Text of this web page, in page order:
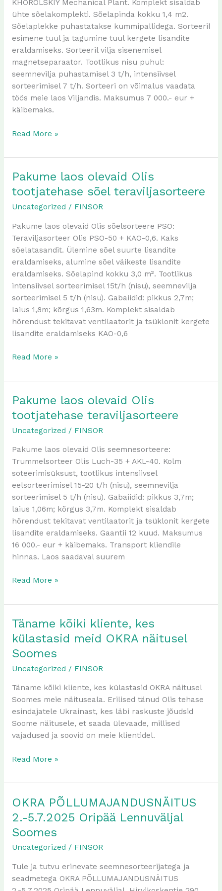
KHOROLSKIY Mechanical Plant. Komplekt sisaldab
ühte sõelakomplekti. Sõelapinda kokku 1,4 m2.
Sõelaplekke puhastatakse kummipallidega. Sorteeril
esimene tuul ja tagumine tuul kergete lisandite
eraldamiseks. Sorteeril vilja sisenemisel
magnetseparaator. Tootlikus nisu puhul:
seemnevilja puhastamisel 3 t/h, intensiivsel
sorteerimisel 7 t/h. Sorteeri on võimalus vaadata
töös meie laos Viljandis. Maksumus 7 000.- eur +
käibemaks.
Read More »
Pakume laos olevaid Olis
tootjatehase sõel teraviljasorteere
Uncategorized / FINSOR
Pakume laos olevaid Olis sõelsorteere PSO:
Teraviljasorteer Olis PSO-50 + KAO-0,6. Kaks
sõelatasandit. Ülemine sõel suurte lisandite
eraldamiseks, alumine sõel väikeste lisandite
eraldamiseks. Sõelapind kokku 3,0 m². Tootlikus
intensiivsel sorteerimisel 15t/h (nisu), seemnevilja
sorteerimisel 5 t/h (nisu). Gabaiidid: pikkus 2,7m;
laius 1,8m; kõrgus 1,63m. Komplekt sisaldab
hõrendust tekitavat ventilaatorit ja tsüklonit kergete
lisandite eraldamiseks KAO-0,6
Pakume
laos
olevaid
Olis
tootjatehase
sõel
teraviljasorteere
Read More »
Pakume laos olevaid Olis
tootjatehase teraviljasorteere
Uncategorized / FINSOR
Pakume laos olevaid Olis seemnesorteere:
Trummelsorteer Olis Luch-35 + AKL-40. Kolm
soteerimisüksust, tootlikus intensiivsel
eelsorteerimisel 15-20 t/h (nisu), seemnevilja
sorteerimisel 5 t/h (nisu). Gabaiidid: pikkus 3,7m;
laius 1,06m; kõrgus 3,7m. Komplekt sisaldab
hõrendust tekitavat ventilaatorit ja tsüklonit kergete
lisandite eraldamiseks. Gaantii 12 kuud. Maksumus
16 000.- eur + käibemaks. Transport kliendile
hinnas. Laos saadaval suurem
Pakume
laos
olevaid
Olis
tootjatehase
teraviljasorteere
Read More »
Täname kõiki kliente, kes
külastasid meid OKRA näitusel
Soomes
Uncategorized / FINSOR
Täname kõiki kliente, kes külastasid OKRA näitusel
Soomes meie näituseala. Erilised tänud Olis tehase
esindajatele Ukrainast, kes läbi raskuste jõudsid
Soome näitusele, et saada ülevaade, millised
vajadused ja soovid on meie klientidel.
Täname
kõiki
kliente,
kes
külastasid
OKRA
näitusel
Soomes
Read More »
OKRA PÕLLUMAJANDUSNÄITUS
2.-5.7.2025 Oripää Lennuväljal
Soomes
Uncategorized / FINSOR
Tule ja tutvu erinevate seemnesorteerijatega ja
seadmetega OKRA PÕLLUMAJANDUSNÄITUS
OKRA
PÕLLUMAJANDUSNÄITUS
2.-5.7.2025
Oripää
Lennuväljal